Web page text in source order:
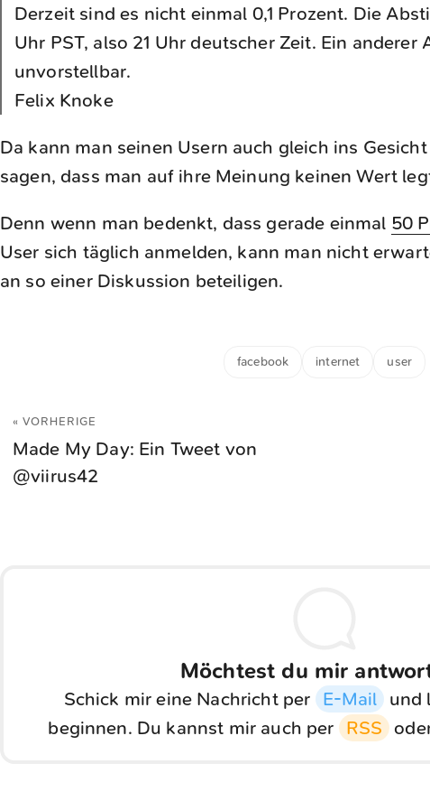
Derzeit sind es nicht einmal 0,1 Prozent. Die
Uhr PST, also 21 Uhr deutscher Zeit. Ein anderer
unvorstellbar.
Felix Knoke
Da kann man seinen Usern auch gleich ins
sagen, dass man auf ihre Meinung keinen Wert
Denn wenn man bedenkt, dass gerade einmal 50
User sich täglich anmelden, kann man nicht
an so einer Diskussion beteiligen.
facebook internet user
« VORHERIGE
Made My Day: Ein Tweet von
@viirus42
Möchtest du mir
Schick mir eine Nachricht per E-Mail
und
beginnen. Du kannst mir auch per
RSS